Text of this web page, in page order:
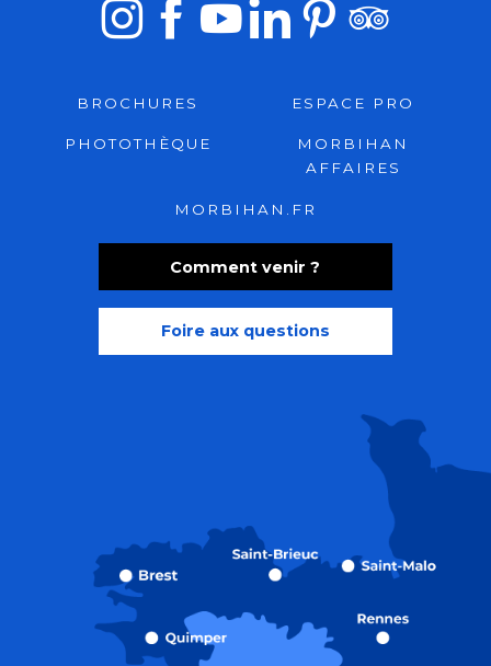
Comment venir ?
Foire aux questions
BROCHURES ESPACE PRO
PHOTOTHÈQUE
MORBIHAN
AFFAIRES
MORBIHAN.FR